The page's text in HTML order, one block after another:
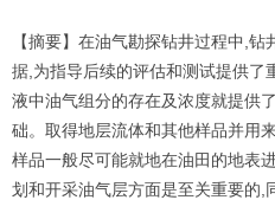
【摘要】在油气勘探钻井过程中,
据,为指导后续的评估和测试提供了
液中油气组分的存在及浓度就提供
础。取得地层流体和其他样品并用
样品一般尽可能就地在油田的地表
划和开采油气层方面是至关重要的,